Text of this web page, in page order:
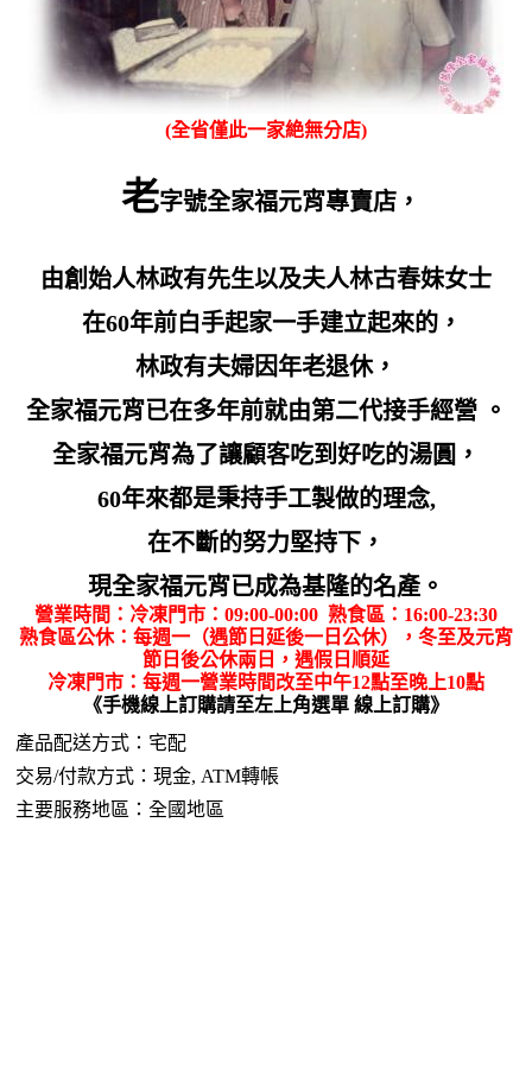
(全省僅此一家絶無分店)
老字號全家福元宵專賣店 ，
由創始人林政有先生以及夫人林古春妹女士
在60年前白手起家一手建立起來的 ，
林政有夫婦因年老退休，
全家福元宵已在多年前就由第二代接手經營 。
全家福元宵為了讓顧客吃到好吃的湯圓 ，
60年來都是秉持手工製做的理念,
在不斷的努力堅持下，
現全家福元宵已成為基隆的名產 。
營業時間：冷凍門市：09:00-00:00 熟食區：16:00-23:30
熟食區公休：每週一（遇節日延後一日公休），冬至及元宵
節日後公休兩日，遇假日順延
冷凍門市：每週一營業時間改至中午12點至晚上10點
《手機線上訂購請至左上角選單 線上訂購》
產品配送方式：宅配
交易/付款方式：現金, ATM轉帳
主要服務地區：全國地區